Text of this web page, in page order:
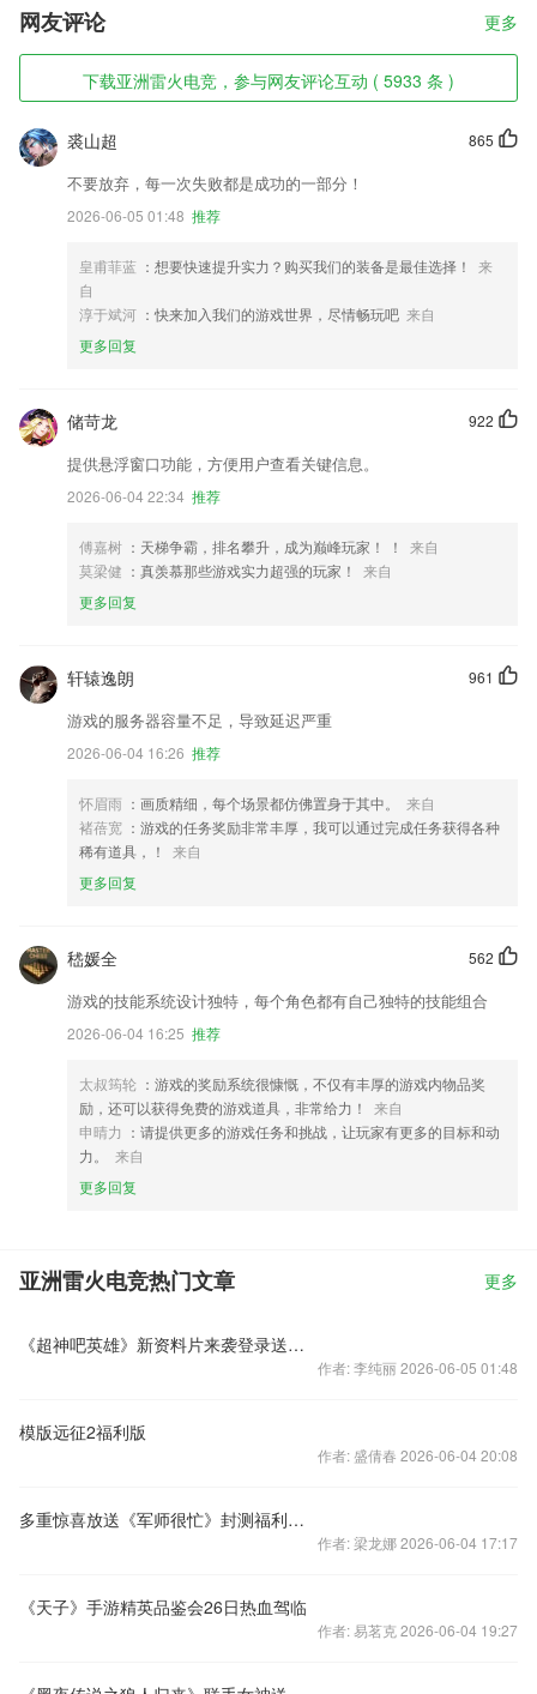
网友评论 更多
下载亚洲雷火电竞，参与网友评论互动 ( 5933 条 )
865
裘山超
不要放弃，每一次失败都是成功的一部分！
2026-06-05 01:48 推荐
皇甫菲蓝 ：想要快速提升实力？购买我们的装备是最佳选择！
来
自
淳于斌河 ：快来加入我们的游戏世界，尽情畅玩吧 来自
更多回复
922
储苛龙
提供悬浮窗口功能，方便用户查看关键信息。
2026-06-04 22:34 推荐
傅嘉树 ：天梯争霸，排名攀升，成为巅峰玩家！ ！
来自
莫梁健 ：真羡慕那些游戏实力超强的玩家！
来自
更多回复
961
轩辕逸朗
游戏的服务器容量不足，导致延迟严重
2026-06-04 16:26 推荐
怀眉雨 ：画质精细，每个场景都仿佛置身于其中。
来自
褚蓓宽 ：游戏的任务奖励非常丰厚，我可以通过完成任务获得各种
稀有道具，！
来自
更多回复
562
嵇媛全
游戏的技能系统设计独特，每个角色都有自己独特的技能组合
2026-06-04 16:25 推荐
太叔筠轮 ：游戏的奖励系统很慷慨，不仅有丰厚的游戏内物品奖
励，还可以获得免费的游戏道具，非常给力！
来自
申晴力 ：请提供更多的游戏任务和挑战，让玩家有更多的目标和动
力。
来自
更多回复
亚洲雷火电竞热门文章 更多
《超神吧英雄》新资料片来袭登录送代金券
作者: 李纯丽 2026-06-05 01:48
模版远征2福利版
作者: 盛倩春 2026-06-04 20:08
多重惊喜放送《军师很忙》封测福利派发
作者: 梁龙娜 2026-06-04 17:17
《天子》手游精英品鉴会26日热血驾临
作者: 易茗克 2026-06-04 19:27